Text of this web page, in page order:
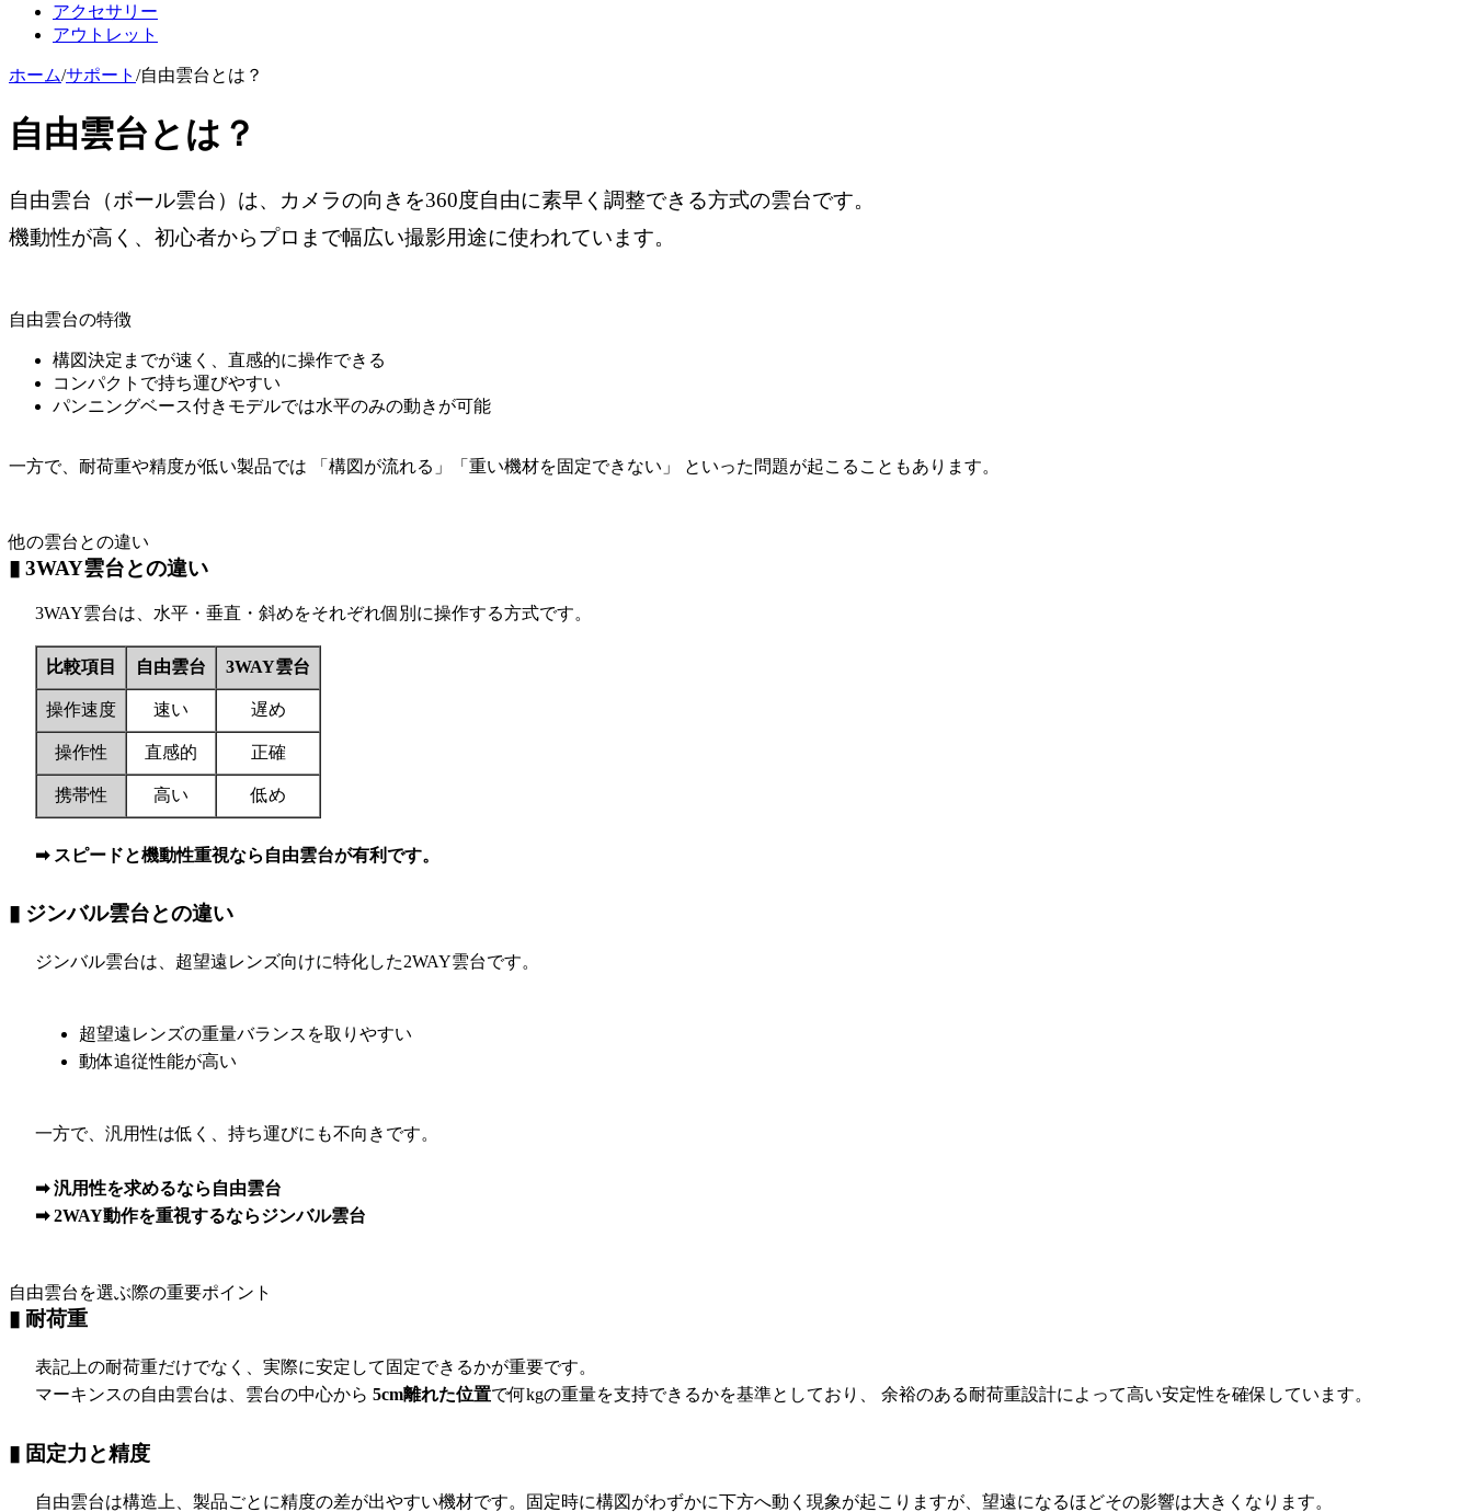
アクセサリー
アウトレット
ホーム/サポート /自由雲台とは？
自由雲台とは？
自由雲台（ボール雲台）は、カメラの向きを360度自由に素早く調整できる方式の雲台です。
機動性が高く、初心者からプロまで幅広い撮影用途に使われています。
自由雲台の特徴
構図決定までが速く、直感的に操作できる
コンパクトで持ち運びやすい
パンニングベース付きモデルでは水平のみの動きが可能
一方で、耐荷重や精度が低い製品では 「構図が流れる」「重い機材を固定できない」 といった問題が起こることもあります。
他の雲台との違い
▮ 3WAY雲台との違い
3WAY雲台は、水平・垂直・斜めをそれぞれ個別に操作する方式です。
比較項目 自由雲台 3WAY雲台
操作速度 速い 遅め
操作性 直感的 正確
携帯性 高い 低め
➡ スピードと機動性重視なら自由雲台が有利です。
▮ ジンバル雲台との違い
ジンバル雲台は、超望遠レンズ向けに特化した2WAY雲台です。
超望遠レンズの重量バランスを取りやすい
動体追従性能が高い
一方で、汎用性は低く、持ち運びにも不向きです。
➡ 汎用性を求めるなら自由雲台
➡ 2WAY動作を重視するならジンバル雲台
自由雲台を選ぶ際の重要ポイント
▮ 耐荷重
表記上の耐荷重だけでなく、実際に安定して固定できるかが重要です。
マーキンスの自由雲台は、雲台の中心から 5cm離れた位置で何kgの重量を支持できるかを基準としており、 余裕のある耐荷重設計によって高い安定性を確保しています。
▮ 固定力と精度
自由雲台は構造上、製品ごとに精度の差が出やすい機材です。固定時に構図がわずかに下方へ動く現象が起こりますが、望遠になるほどその影響は大きくなります。